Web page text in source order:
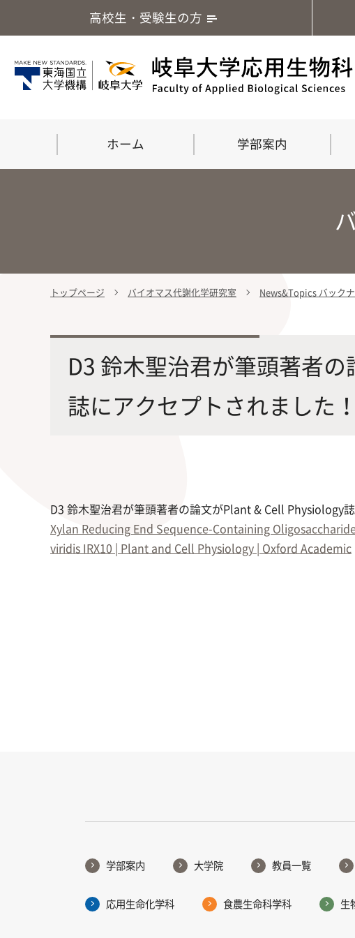
高校生・受験生の方
ホーム 学部案内
学部案内
学部・大学院の教育ビジョン、
沿革及び入試情報について
応用生命化学科
最先端の化学とバイオテクノロジー
を創造
食農生
旧課程・コースはこちら
大学院
修士課程・博士課程
留学・国際交流
トップページ バイオマス代謝化学研究室 News&Topics バック
D3 鈴木聖治君が筆頭著者
誌にアクセプトされました！
D3 鈴木聖治君が筆頭著者の論文がPlant & Cell Physiology
Xylan Reducing End Sequence-Containing
viridis IRX10 | Plant and Cell Physiology | Oxford Academic
学部案内 大学院 教員一覧
応用生命化学科 食農生命科学科 生